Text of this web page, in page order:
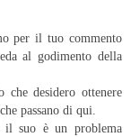
per il tuo commento
al godimento della
che desidero ottenere
passano di qui.
il suo è un problema